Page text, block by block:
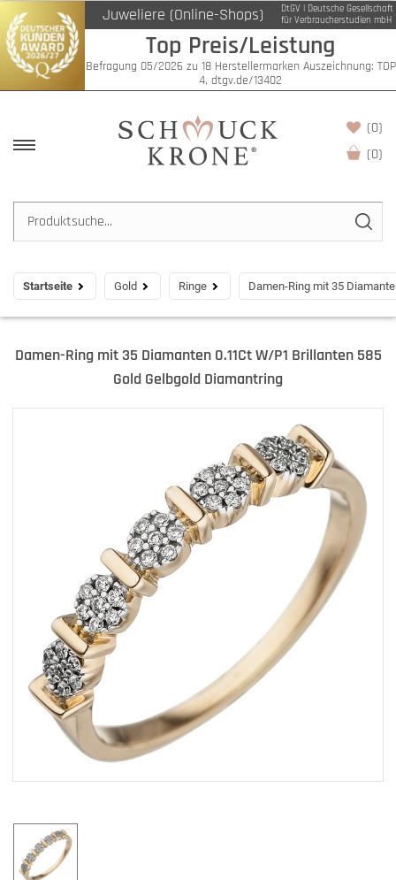
Juweliere (Online-Shops)
DtGV | Deutsche Gesellschaft
für Verbraucherstudien mbH
Top Preis/Leistung
Befragung 05/2026 zu 18 Herstellermarken Auszeichnung: TOP
4, dtgv.de/13402
(0)
(0)
Startseite Gold Ringe Damen-Ring mit 35
Damen-Ring mit 35 Diamanten 0.11Ct W/P1 Brillanten 585
Gold Gelbgold Diamantring